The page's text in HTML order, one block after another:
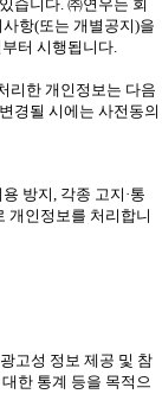
습니다. ㈜연우는 회
항(또는 개별공지)을
터 시행됩니다.
리한 개인정보는 다음
경될 시에는 사전동의
방지, 각종 고지·통
개인정보를 처리합니
고성 정보 제공 및 참
한 통계 등을 목적으